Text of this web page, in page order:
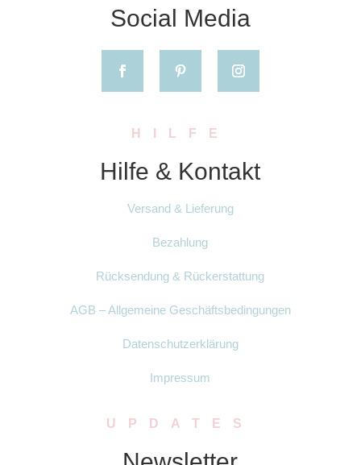
Social Media
HILFE
Hilfe & Kontakt
Versand & Lieferung
Bezahlung
Rücksendung & Rückerstattung
AGB – Allgemeine Geschäftsbedingungen
Datenschutzerklärung
Impressum
UPDATES